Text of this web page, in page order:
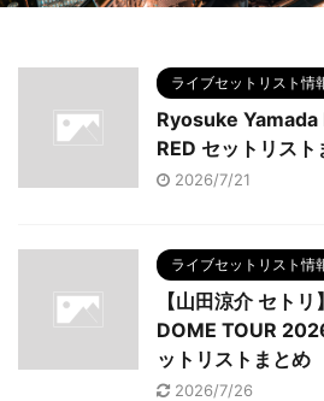
ライブセットリスト情
Ryosuke
RED セットリスト
2026/7/21
ライブセットリスト情
【山田涼介 セト
DOME TOUR
ットリストまとめ
2026/7/26